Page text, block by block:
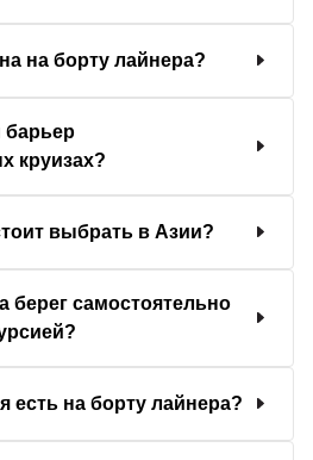
на борту лайнера?
барьер
круизах?
выбрать в Азии?
берег самостоятельно
есть на борту лайнера?